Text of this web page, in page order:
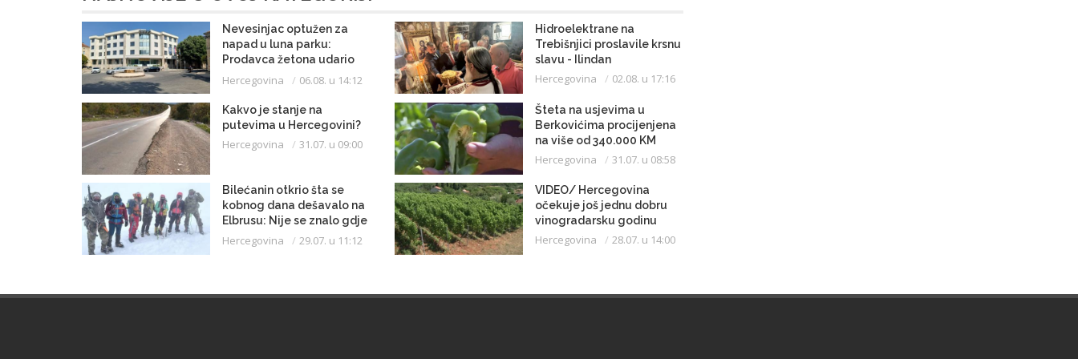
Nevesinjac optužen za
napad u luna parku:
Prodavca žetona udario
mikrofonom u glavu
Hercegovina 06.08. u 14:12
Hidroelektrane na
Trebišnjici proslavile krsnu
slavu - Ilindan
Hercegovina 02.08. u 17:16
Kakvo je stanje na
putevima u Hercegovini?
Hercegovina 31.07. u 09:00
Šteta na usjevima u
Berkovićima procijenjena
na više od 340.000 KM
Hercegovina 31.07. u 08:58
Bilećanin otkrio šta se
kobnog dana dešavalo na
Elbrusu: Nije se znalo gdje
je nebo, gdje je zemlja
Hercegovina 29.07. u 11:12
VIDEO/ Hercegovina
očekuje još jednu dobru
vinogradarsku godinu
Hercegovina 28.07. u 14:00